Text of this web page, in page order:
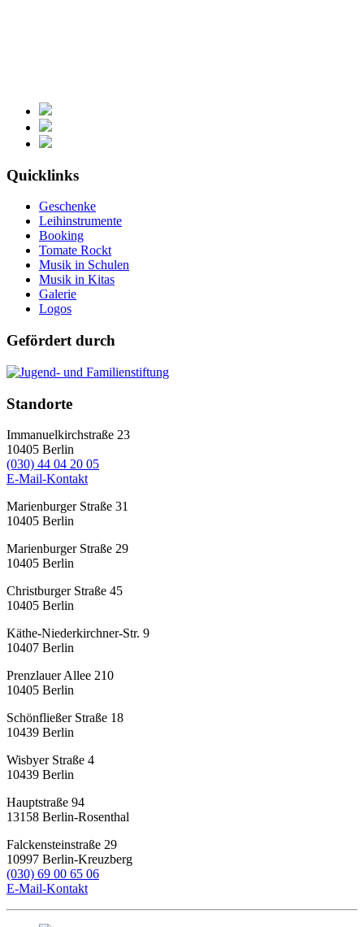
Quicklinks
Geschenke
Leihinstrumente
Booking
Tomate Rockt
Musik in Schulen
Musik in Kitas
Galerie
Logos
Gefördert durch
Standorte
Immanuelkirchstraße 23
10405 Berlin
(030) 44 04 20 05
E-Mail-Kontakt
Marienburger Straße 31
10405 Berlin
Marienburger Straße 29
10405 Berlin
Christburger Straße 45
10405 Berlin
Käthe-Niederkirchner-Str. 9
10407 Berlin
Prenzlauer Allee 210
10405 Berlin
Schönfließer Straße 18
10439 Berlin
Wisbyer Straße 4
10439 Berlin
Hauptstraße 94
13158 Berlin-Rosenthal
Falckensteinstraße 29
10997 Berlin-Kreuzberg
(030) 69 00 65 06
E-Mail-Kontakt